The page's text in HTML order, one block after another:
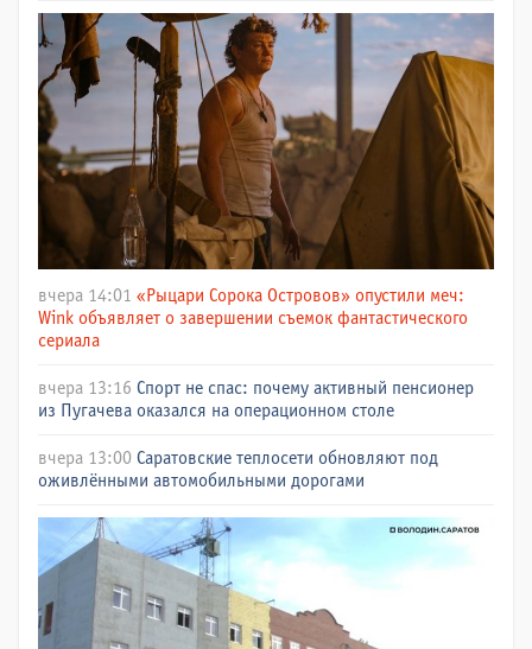
вчера 14:01 «Рыцари Сорока Островов» опустили меч:
Wink объявляет о завершении съемок фантастического
сериала
вчера 13:16 Спорт не спас: почему активный пенсионер
из Пугачева оказался на операционном столе
вчера 13:00 Саратовские теплосети обновляют под
оживлёнными автомобильными дорогами